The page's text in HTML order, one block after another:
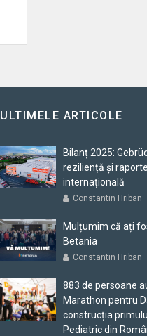
ULTIMELE ARTICOLE
Bilanț 2025:
reziliență și
internațională
Constantin Hriban
Mulțumim că ați
Betania
Constantin Hriban
883 de persoane
Marathon pentru
construcția
Pediatric din